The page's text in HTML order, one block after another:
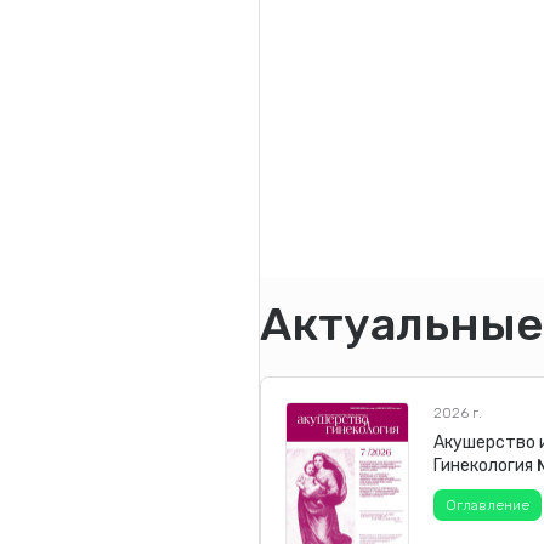
2026 г.
Акушерство
Гинекология
Оглавление